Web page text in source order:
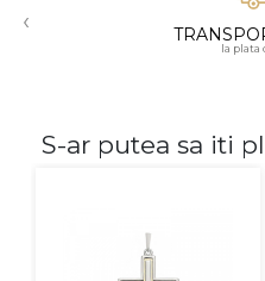
‹
la plata
S-ar putea sa iti